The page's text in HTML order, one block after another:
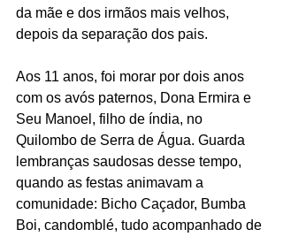
da mãe e dos irmãos mais velhos,
depois da separação dos pais.
Aos 11 anos, foi morar por dois anos
com os avós paternos, Dona Ermira e
Seu Manoel, filho de índia, no
Quilombo de Serra de Água. Guarda
lembranças saudosas desse tempo,
quando as festas animavam a
comunidade: Bicho Caçador, Bumba
Boi, candomblé, tudo acompanhado de